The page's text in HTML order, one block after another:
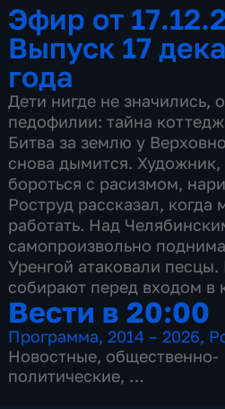
Эфир от
Выпуск 17
года
Дети нигде не значились,
педофилии: тайна
Битва за землю у
снова дымится.
бороться с расизмом,
Роструд рассказал,
работать. Над
самопроизвольно
Уренгой атаковали
собирают перед входом в
Вести в 20:00
Программа,2014 – 2026,
Новостные, общественно-
политические,